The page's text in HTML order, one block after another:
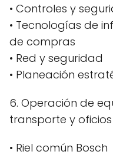
• Controles y
• Tecnologías de
de compras
• Red y seguridad
• Planeación
6. Operación de
transporte y
• Riel común Bosch